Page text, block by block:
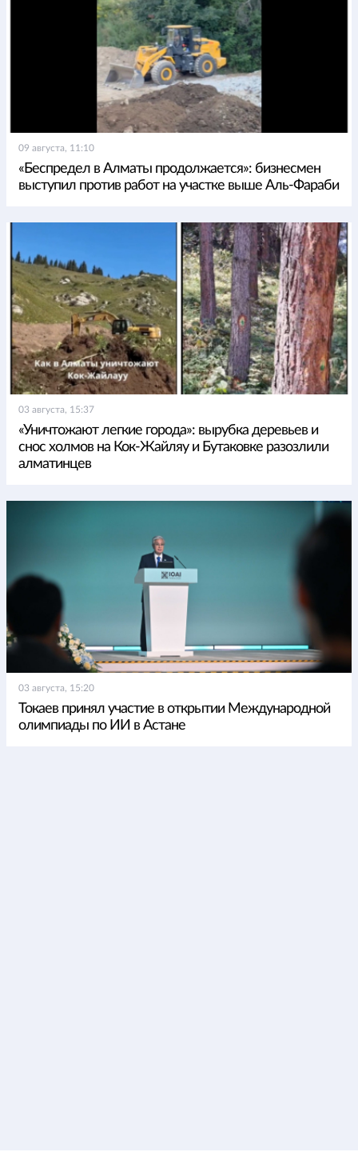
09 августа, 11:10
«Беспредел в Алматы продолжается»: бизнесмен
выступил против работ на участке выше Аль-Фараби
03 августа, 15:37
«Уничтожают легкие города»: вырубка деревьев и
снос холмов на Кок-Жайляу и Бутаковке разозлили
алматинцев
03 августа, 15:20
Токаев принял участие в открытии Международной
олимпиады по ИИ в Астане